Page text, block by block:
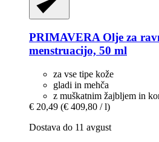
PRIMAVERA Olje za
menstruacijo, 50 ml
za vse tipe kože
gladi in mehča
z muškatnim žajbljem in
€ 20,49 (€ 409,80 / l)
Dostava do 11 avgust